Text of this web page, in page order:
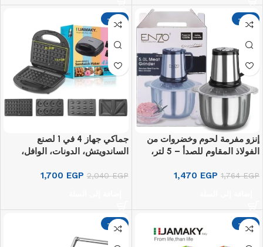
-17%
إنزو مفرمة لحوم وخضروات من
الفولاذ المقاوم للصدأ – 5 لتر،
1,764EGP
1,470 EGP
-17%
جماكي جهاز 4 في 1 لصنع
الساندويتش، الدونات، الوافل،
JMK2012
2,040EGP
1,700 EGP
-17%
-17%